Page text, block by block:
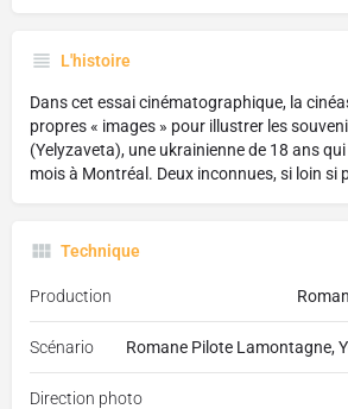
L'histoire
Dans cet essai cinématographique, la
propres « images » pour illustrer les
(Yelyzaveta), une ukrainienne de 18 ans
mois à Montréal. Deux inconnues, si loin si
Technique
Production
Scénario Romane Pilote Lamontagne,
Direction photo